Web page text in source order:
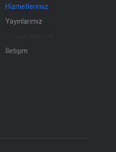
Hizmetlerimiz
Yayınlarımız
İletişim